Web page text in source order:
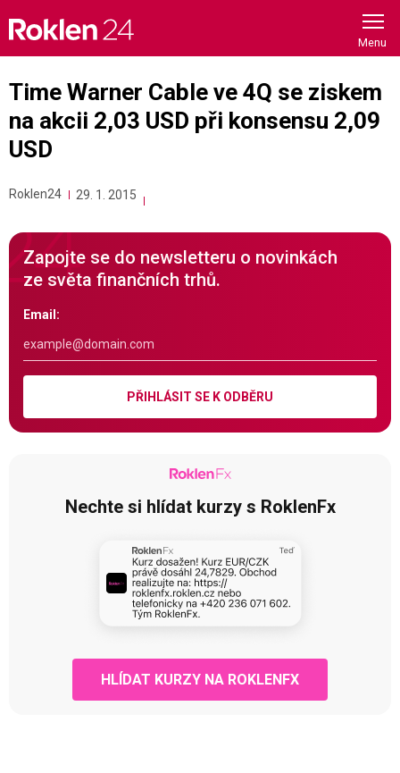
content
Time Warner Cable ve 4Q se ziskem
na akcii 2,03 USD při konsensu 2,09
USD
Roklen24 29. 1. 2015
Zapojte se do newsletteru o novinkách
ze světa finančních trhů.
Email:
PŘIHLÁSIT SE K ODBĚRU
Nechte si hlídat kurzy s RoklenFx
HLÍDAT KURZY NA ROKLENFX